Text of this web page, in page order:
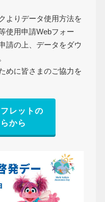
よりデータ使用方法を
使用申請Webフォー
請の上、データをダウ
めに皆さまのご協力を
レットの
から